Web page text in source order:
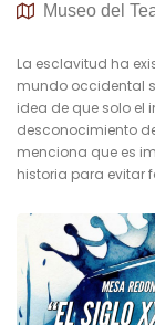
Museo del
La esclavitud ha
mundo occidental
idea de que solo el
desconocimiento
menciona que es
historia para evitar